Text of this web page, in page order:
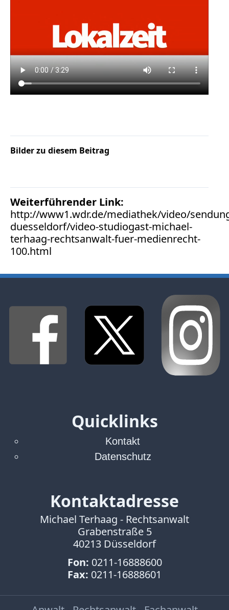
Bilder zu diesem Beitrag
Weiterführender Link:
http://www1.wdr.de/mediathek/video/
duesseldorf/video-studiogast-michael-
terhaag-rechtsanwalt-fuer-medienrecht-
100.html
Abmahnung
Aktuelle
Stunde
BGH
Ebay
Facebook
Haftung
Influencer
Instagram
Internetrecht
Markenrecht
Meinungsfreiheit
Urheberrecht
ZDF
Quicklinks
Kontakt
Datenschutz
Kontaktadresse
Michael Terhaag - Rechtsanwalt
Grabenstraße 5
40213 Düsseldorf
Fon: 0211-16888600
Fax: 0211-16888601